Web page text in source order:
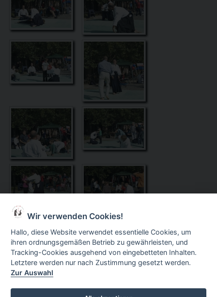
Also wir hatten Spaß...
Zurück zur Übersicht
Wir verwenden Cookies!
Hallo, diese Website verwendet essentielle Cookies, um
ihren ordnungsgemäßen Betrieb zu gewährleisten, und
Tracking-Cookies ausgehend von eingebetteten Inhalten.
Letztere werden nur nach Zustimmung gesetzt werden.
Zur Auswahl